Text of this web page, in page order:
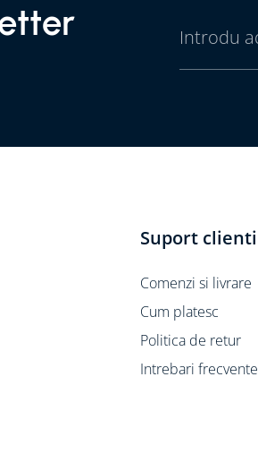
Suport clienti
Comenzi si livrare
Cum platesc
Politica de retur
Intrebari frecvente